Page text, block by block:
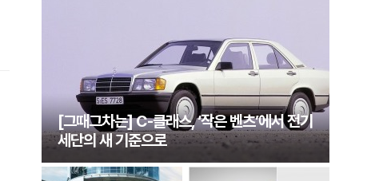
[그때그차는] C-클래스, ‘작은 벤츠’에서 전기
세단의 새 기준으로